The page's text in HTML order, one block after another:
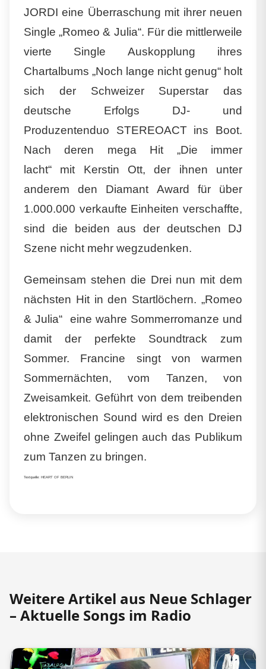
JORDIeine Überraschung mit ihrer neuen
Single„Romeo & Julia“. Für die mittlerweile
vierte Single Auskopplung ihres
Chartalbums „Noch lange nicht genug“ holt
sich der Schweizer Superstar das
deutsche Erfolgs DJ- und
Produzentenduo STEREOACT ins Boot.
Nach deren mega Hit „Die immer
lacht“ mit Kerstin Ott, der ihnen unter
anderem den Diamant Award für über
1.000.000 verkaufte Einheiten verschaffte,
sind die beiden aus der deutschen DJ
Szene nicht mehr wegzudenken.
Gemeinsam stehen die Drei nun mit dem
nächsten Hit in den Startlöchern. „Romeo
& Julia“  eine wahre Sommerromanze und
damit der perfekte Soundtrack zum
Sommer. Francine singt von warmen
Sommernächten, vom Tanzen, von
Zweisamkeit. Geführt von dem treibenden
elektronischen Sound wird es den Dreien
ohne Zweifel gelingen auch das Publikum
zum Tanzen zu bringen.
Textquelle: HEART OF BERLIN
Weitere Artikel aus Neue Schlager
– Aktuelle Songs im Radio